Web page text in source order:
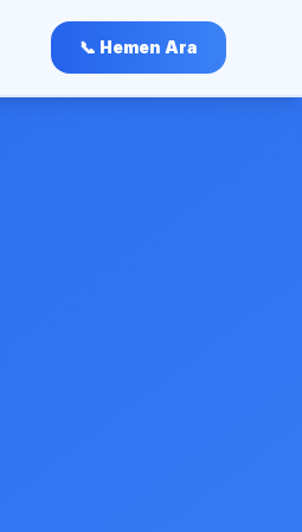
📞 Hemen Ara